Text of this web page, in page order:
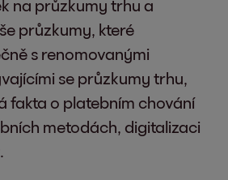
na průzkumy trhu a
průzkumy, které
s renomovanými
se průzkumy trhu,
fakta o platebním chování
metodách, digitalizaci